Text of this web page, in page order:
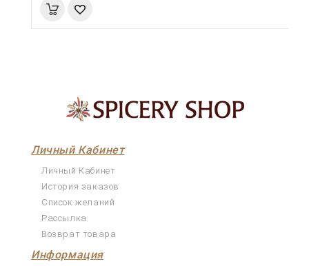
Личный Кабинет
Личный Кабинет
История заказов
Список желаний
Рассылка
Возврат товара
Информация